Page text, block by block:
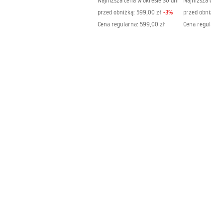
przed obniżką: 599,00 zł -3%
Cena regularna: 599,00 zł
przed obniżką:
Cena regularna